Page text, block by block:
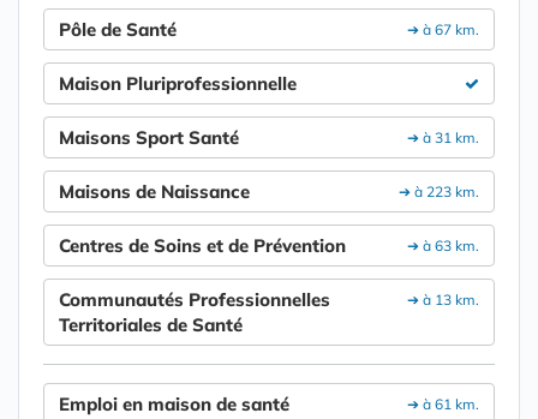
➔ à 67 km.
Pôle de Santé
Maison Pluriprofessionnelle
➔ à 31 km.
Maisons Sport Santé
➔ à 223 km.
Maisons de Naissance
➔ à 63 km.
Centres de Soins et de Prévention
➔ à 13 km.
Communautés Professionnelles
Territoriales de Santé
➔ à 61 km.
Emploi en maison de santé